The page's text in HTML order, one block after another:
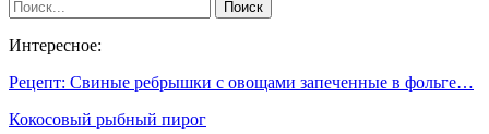
Интересное:
Рецепт: Свиные ребрышки с овощами запеченные в фольге…
Кокосовый рыбный пирог